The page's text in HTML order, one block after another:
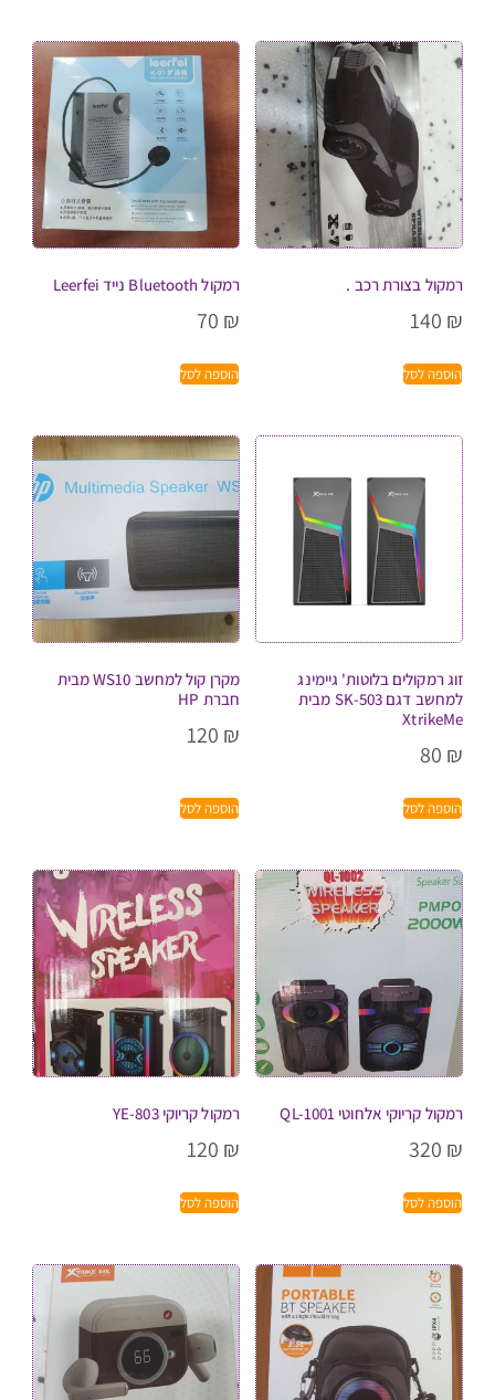
רמקול בצורת רכב .
140 ₪
הוספה לסל
רמקול Bluetooth נייד Leerfei
70 ₪
הוספה לסל
זוג רמקולים בלוטות' גיימינג
למחשב דגם SK-503 מבית
XtrikeMe
80 ₪
הוספה לסל
מקרן קול למחשב WS10 מבית
חברת HP
120 ₪
הוספה לסל
רמקול קריוקי אלחוטי QL-1001
320 ₪
הוספה לסל
רמקול קריוקי YE-803
120 ₪
הוספה לסל